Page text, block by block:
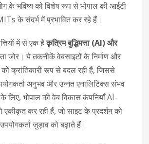
के भविष्य को विशेष रूप से भोपाल की आईटी
के संदर्भ में प्रभावित कर रहे हैं।
में से एक हैकृत्रिम बुद्धिमत्ता (AI) और
जोर। ये तकनीकें वेबसाइटों के निर्माण और
क्रांतिकारी रूप से बदल रही हैं, जिससे
अनुभव और उन्नत एनालिटिक्स संभव
लिए, भोपाल की वेब विकास कंपनियाँ AI-
एकीकृत कर रही हैं, जो साइट के प्रदर्शन को
जुड़ाव को बढ़ाते हैं।